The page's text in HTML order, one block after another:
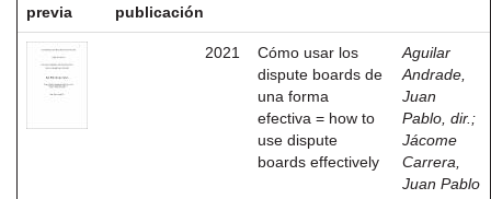
previa
publicación
2021
Cómo usar los
dispute boards de
una forma
efectiva = how to
use dispute
boards effectively
Aguilar
Andrade,
Juan
Pablo, dir. ;
Jácome
Carrera,
Juan Pablo